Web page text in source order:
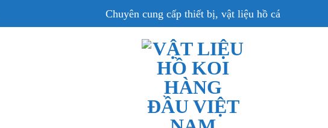
Chuyên cung cấp thiết bị, vật liệu hồ cá